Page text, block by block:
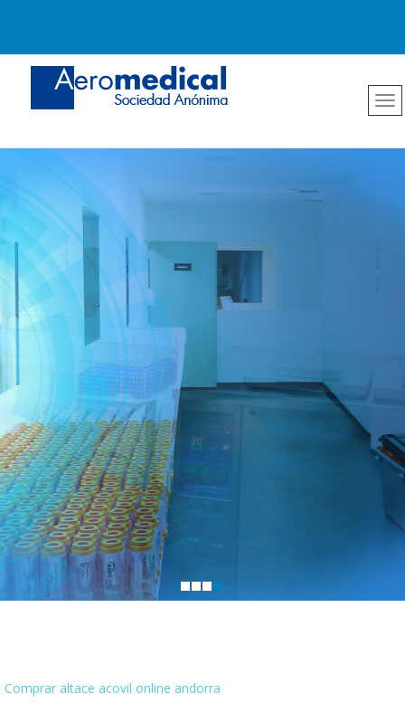
Comprar altace acovil online andorra